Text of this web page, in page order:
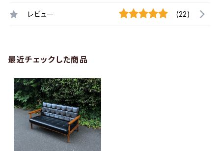
レビュー (22)
最近チェックした商品